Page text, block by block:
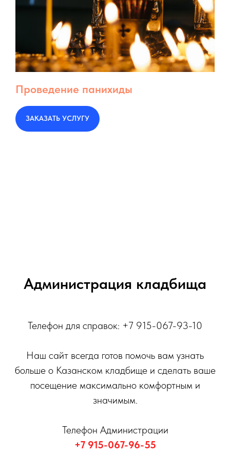
Проведение панихиды
ЗАКАЗАТЬ УСЛУГУ
Администрация кладбища
Телефон для справок: +7 915-067-93-10
Наш сайт всегда готов помочь вам узнать
больше о Казанском кладбище и сделать ваше
посещение максимально комфортным и
значимым.
Телефон Администрации
+7 915-067-96-55